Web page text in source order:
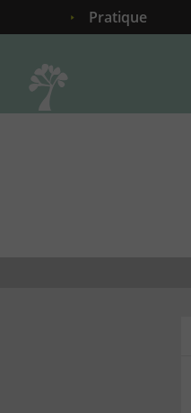
Pratique